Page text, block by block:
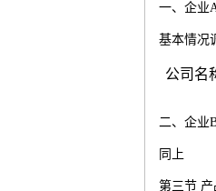
一、企业
基本情况
公司名
二、企业
同上
第三节